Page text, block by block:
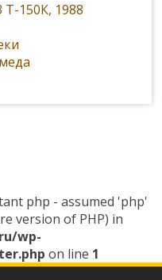
Т-150К, 1988
php - assumed 'php'
version of PHP) in
wp-
on line 1